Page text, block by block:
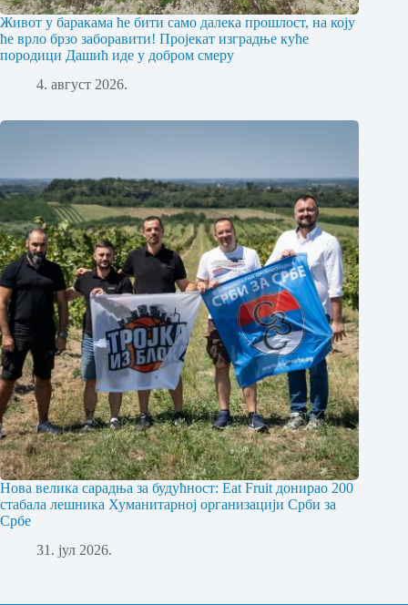
Живот у баракама ће бити само далека прошлост, на коју
ће врло брзо заборавити! Пројекат изградње куће
породици Дашић иде у добром смеру
4. август 2026.
Нова велика сарадња за будућност: Eat Fruit донирао 200
стабала лешника Хуманитарној организацији Срби за
Србе
31. јул 2026.